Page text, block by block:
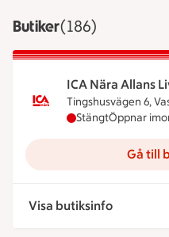
ButikerVisar 186 stycken
(186)
ICA Nära Allans
Tingshusvägen 6,
ICA Nära Allans
StängtÖppnar
Gå till
Visa butiksinfo